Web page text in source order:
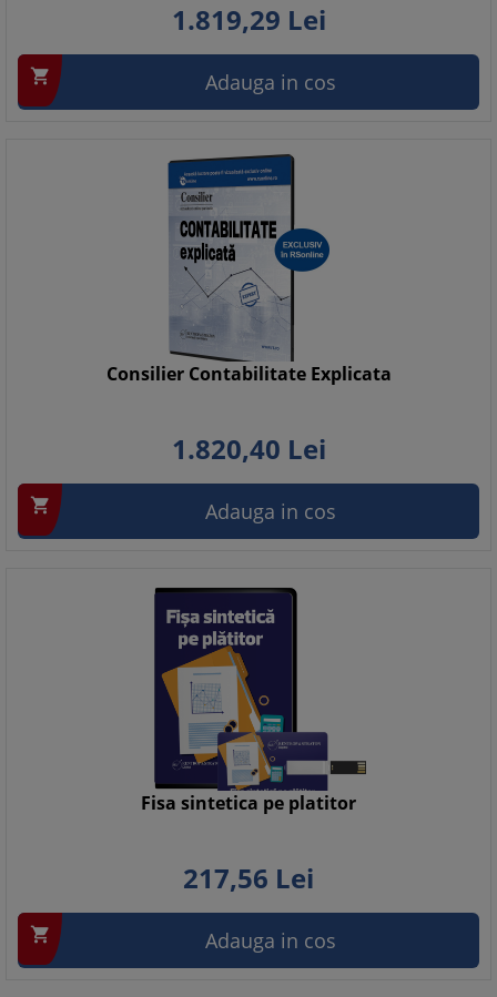
1.819,29 Lei
 Adauga in cos
Consilier Contabilitate Explicata
1.820,40 Lei
 Adauga in cos
Fisa sintetica pe platitor
217,56 Lei
 Adauga in cos